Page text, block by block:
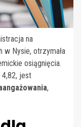
na
w Nysie, otrzymała
osiągnięcia.
4,82, jest
,